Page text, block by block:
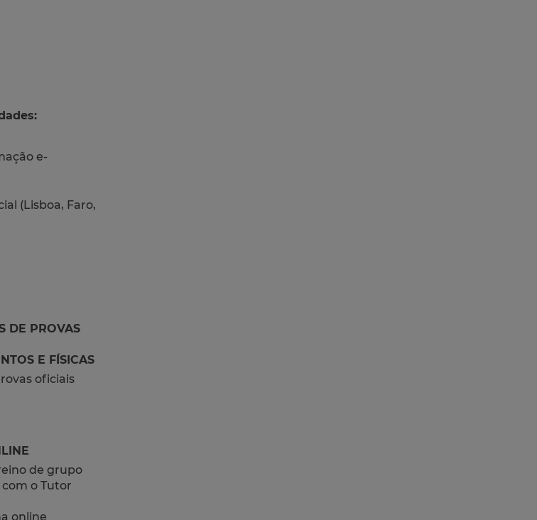
e-
(Lisboa, Faro,
DE PROVAS
E FÍSICAS
oficiais
de grupo
o Tutor
online